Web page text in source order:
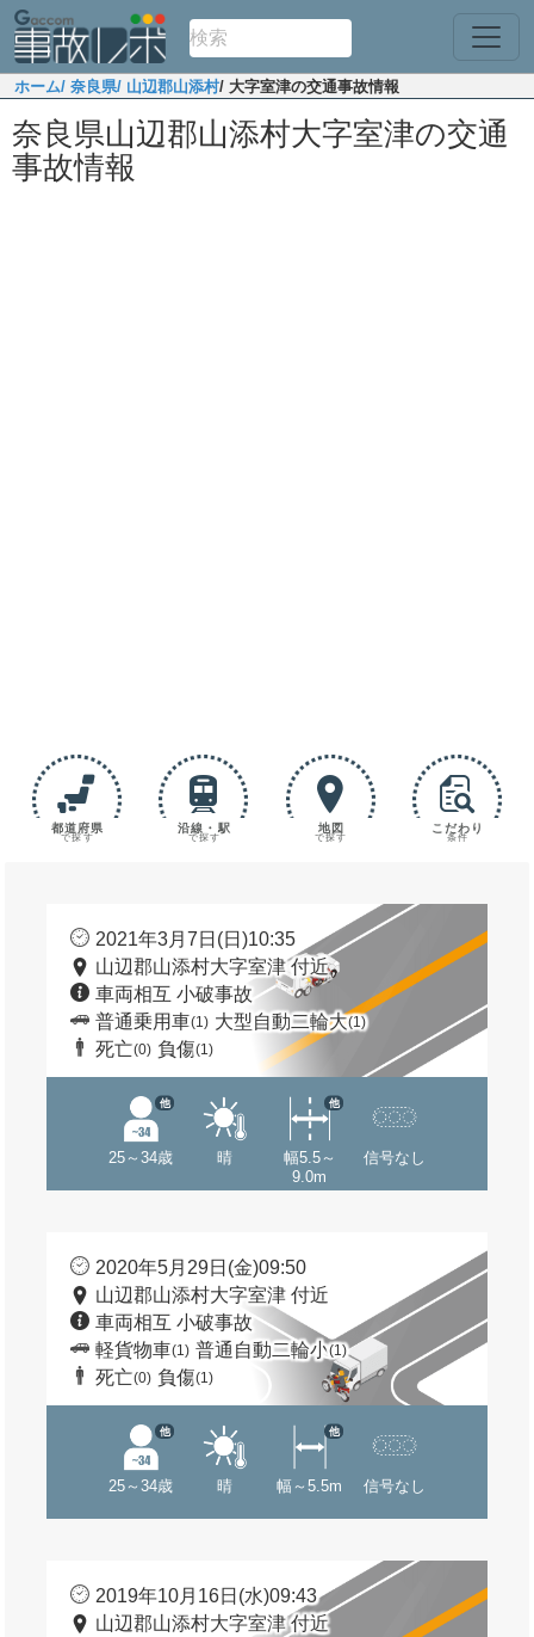
ホーム/ 奈良県/ 山辺郡山添村/ 大字室津の交通事故情報
奈良県山辺郡山添村大字室津の交通
事故情報
都道府県
で探す
沿線・駅
で探す
地図
で探す
こだわり
条件
2021年3月7日(日)10:35
山辺郡山添村大字室津 付近
車両相互 小破事故
普通乗用車(1) 大型自動二輪大(1)
死亡(0) 負傷(1)
25～34歳
他
晴
幅5.5～
9.0m
他
信号なし
2020年5月29日(金)09:50
山辺郡山添村大字室津 付近
車両相互 小破事故
軽貨物車(1) 普通自動二輪小(1)
死亡(0) 負傷(1)
25～34歳
他
晴 幅～5.5m
他
信号なし
2019年10月16日(水)09:43
山辺郡山添村大字室津 付近